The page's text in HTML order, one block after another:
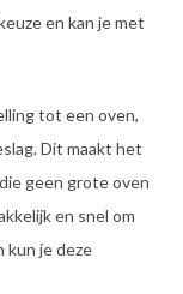
en kan je met
tot een oven,
Dit maakt het
geen grote oven
en snel om
kun je deze